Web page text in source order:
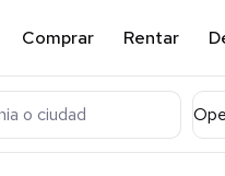
Comprar Rentar
o ciudad